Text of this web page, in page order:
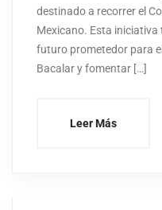
destinado a recorrer el
Mexicano. Esta
futuro prometedor para
Bacalar y fomentar […]
Leer Más